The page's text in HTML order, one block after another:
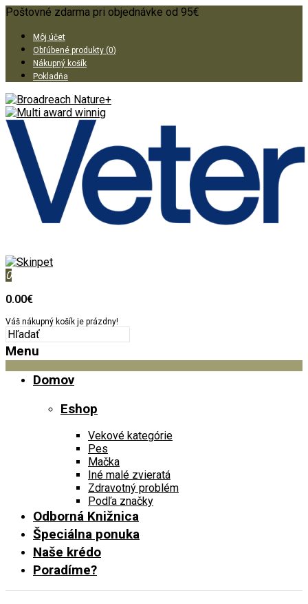
Poštovné zdarma pri objednávke od 95€
Môj účet
Obľúbené produkty (0)
Nákupný košík
Pokladňa
0
0.00€
Váš nákupný košík je prázdny!
Menu
Domov
Eshop
Vekové kategórie
Pes
Mačka
Iné malé zvieratá
Zdravotný problém
Podľa značky
Odborná Knižnica
Špeciálna ponuka
Naše krédo
Poradíme?